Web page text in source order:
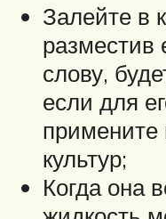
Залейте в
разместив
слову,
если для
примените
культур;
Когда она